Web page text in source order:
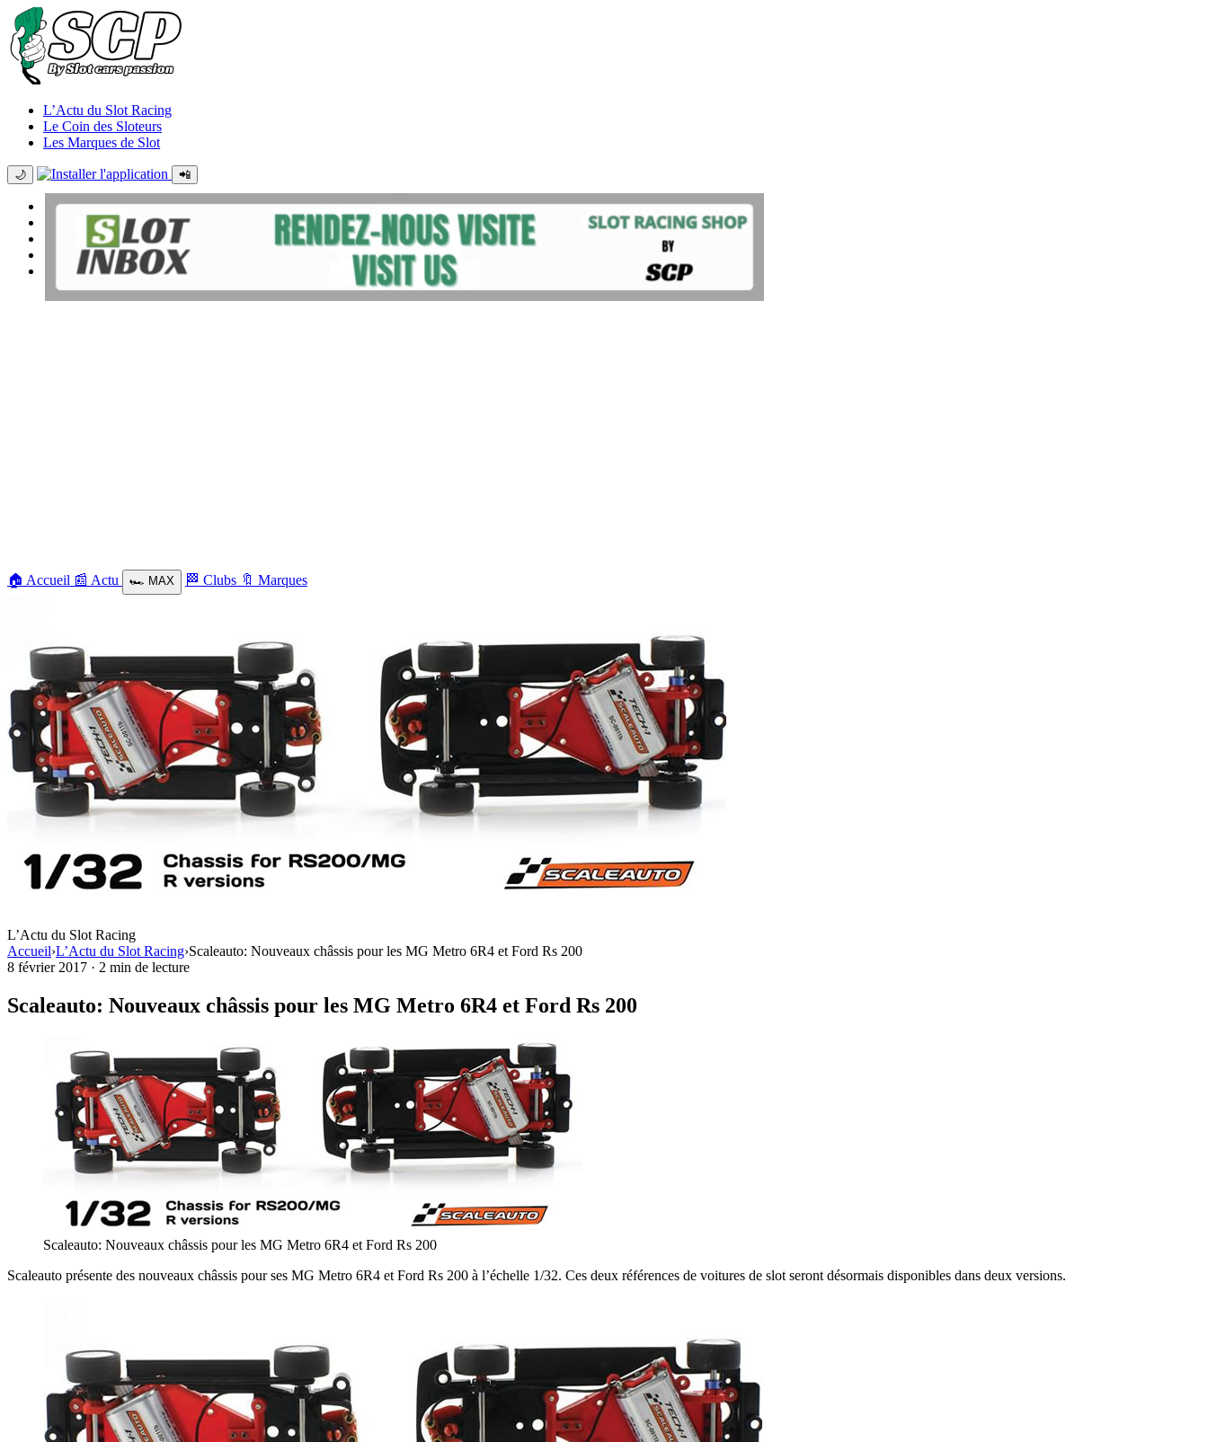
L’Actu du Slot Racing
Le Coin des Sloteurs
Les Marques de Slot
🌙 📲
🏠 Accueil 📰 Actu 🏎️ MAX 🏁 Clubs 🔖 Marques
L’Actu du Slot Racing
Accueil›L’Actu du Slot Racing›Scaleauto: Nouveaux châssis pour les MG Metro 6R4 et Ford Rs 200
8 février 2017 · 2 min de lecture
Scaleauto: Nouveaux châssis pour les MG Metro 6R4 et Ford Rs 200
Scaleauto: Nouveaux châssis pour les MG Metro 6R4 et Ford Rs 200
Scaleauto présente des nouveaux châssis pour ses MG Metro 6R4 et Ford Rs 200 à l’échelle 1/32. Ces deux références de voitures de slot seront désormais disponibles dans deux versions.